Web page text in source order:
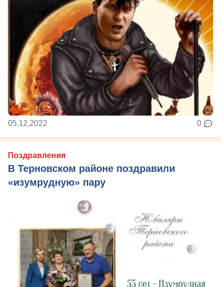
05.12.2022 0
Поздравления
В Терновском районе поздравили
«изумрудную» пару